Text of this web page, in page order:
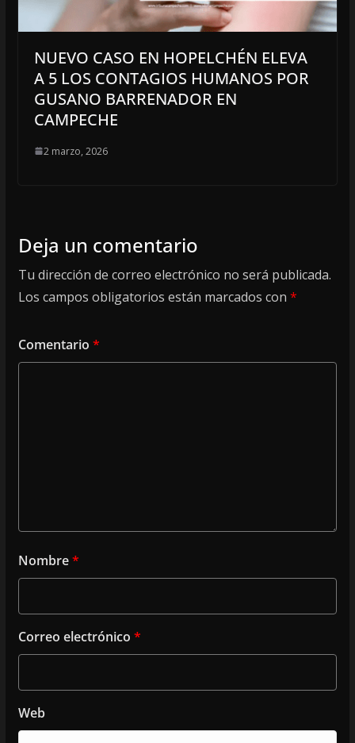
NUEVO CASO EN HOPELCHÉN ELEVA
A 5 LOS CONTAGIOS HUMANOS POR
GUSANO BARRENADOR EN
CAMPECHE
2 marzo, 2026
Deja un comentario
Tu dirección de correo electrónico no será publicada.
Los campos obligatorios están marcados con *
Comentario *
Nombre*
Correo electrónico *
Web